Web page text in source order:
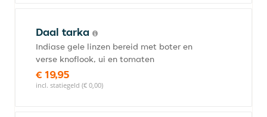
Daal tarka
Indiase gele linzen bereid met boter en
verse knoflook, ui en tomaten
€ 19,95
incl. statiegeld (€ 0,00)